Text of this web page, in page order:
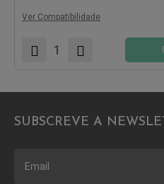
Ver Compatibilidade
SUBSCREVE A